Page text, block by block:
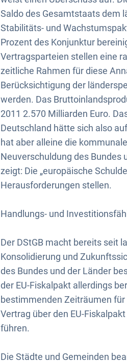
Saldo des Gesamtstaats dem
Stabilitäts- und
Prozent des Konjunktur
Vertragsparteien stellen eine
zeitliche Rahmen für diese
Berücksichtigung der
werden. Das
2011 2.570 Milliarden Euro.
Deutschland hätte sich also
hat aber alleine die
Neuverschuldung des Bundes
zeigt: Die „europäische
Herausforderungen stellen.
Handlungs- und
Der DStGB macht bereits seit
Konsolidierung und
des Bundes und der Länder
der EU-Fiskalpakt allerdings
bestimmenden Zeiträumen
Vertrag über den EU-
führen.
Die Städte und Gemeinden